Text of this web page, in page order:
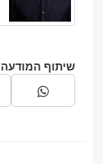
שיתוף המודעה